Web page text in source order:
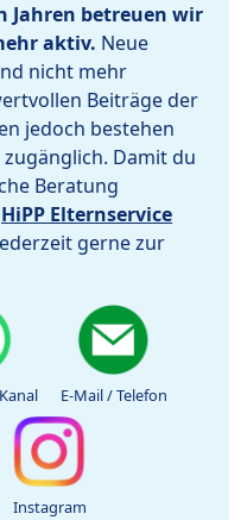
Jahren betreuen wir
aktiv. Neue
nicht mehr
Beiträge der
jedoch bestehen
Damit du
Beratung
HiPP Elternservice
gerne zur
E-Mail / Telefon
Instagram